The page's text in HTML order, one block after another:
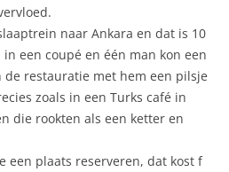
naar Ankara en dat is 10
een coupé en één man kon een
de restauratie met hem een pilsje
zoals in een Turks café in
die rookten als een ketter en
een plaats reserveren, dat kost f